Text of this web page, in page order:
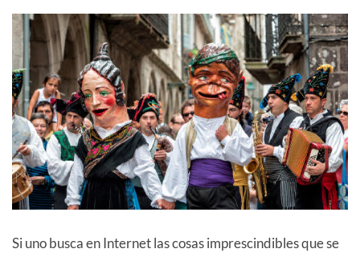
Si uno busca en Internet las cosas imprescindibles que se